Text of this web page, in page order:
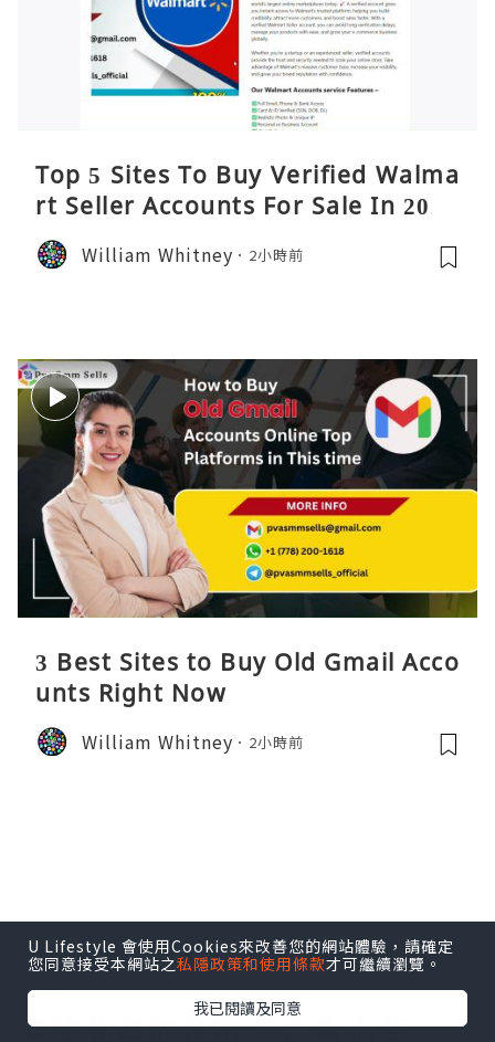
U Lifestyle 會使用Cookies來改善您的網站體驗，請確定
您同意接受本網站之私隱政策和使用條款才可繼續瀏覽。
我已閱讀及同意
Top 5 Sites To Buy Verified Walma
rt Seller Accounts For Sale In 2026
William Whitney 2小時前
3 Best Sites to Buy Old Gmail Acco
unts Right Now
William Whitney 2小時前
美食
空降北角的夜市 ~ 六合小巷